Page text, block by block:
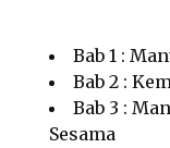
Bab 1 :
Bab 2 :
Bab 3 :
Sesama